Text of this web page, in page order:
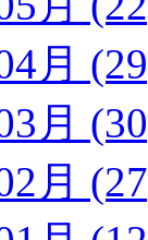
月
月
月